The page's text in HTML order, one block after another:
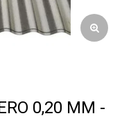
0,20 MM -